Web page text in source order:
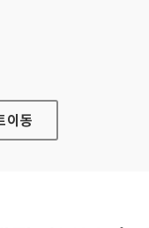
페이지
이동